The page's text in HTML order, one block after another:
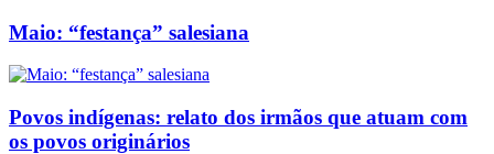
Maio: “festança” salesiana
Povos indígenas: relato dos irmãos que atuam com
os povos originários